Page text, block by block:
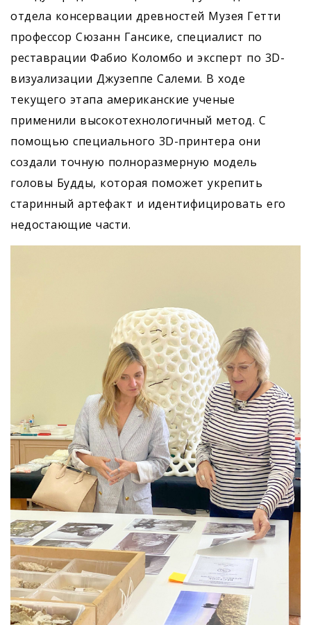
отдела консервации древностей Музея Гетти
профессор Сюзанн Гансике, специалист по
реставрации Фабио Коломбо и эксперт по 3D-
визуализации Джузеппе Салеми. В ходе
текущего этапа американские ученые
применили высокотехнологичный метод. С
помощью специального 3D-принтера они
создали точную полноразмерную модель
головы Будды, которая поможет укрепить
старинный артефакт и идентифицировать его
недостающие части.